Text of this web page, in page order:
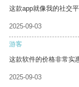
这款app就像我的社交
2025-09-03
游客
这款软件的价格非常实
2025-09-03